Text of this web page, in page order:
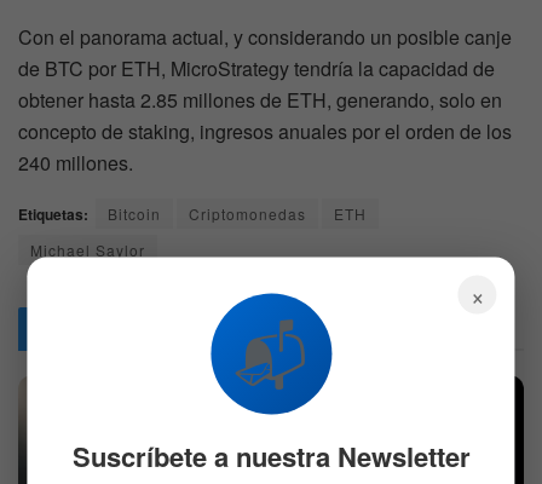
Con el panorama actual, y considerando un posible canje
de BTC por ETH, MicroStrategy tendría la capacidad de
obtener hasta 2.85 millones de ETH, generando, solo en
concepto de staking, ingresos anuales por el orden de los
240 millones.
Etiquetas: Bitcoin Criptomonedas
ETH
Michael Saylor
Relacionados
×
📬
Suscríbete a nuestra Newsletter